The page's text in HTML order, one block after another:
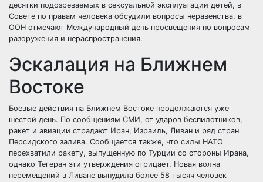
десятки подозреваемых в сексуальной эксплуатации детей, в
Совете по правам человека обсудили вопросы неравенства, в
ООН отмечают Международный день просвещения по вопросам
разоружения и нераспространения.
Эскалация на Ближнем
Востоке
Боевые действия на Ближнем Востоке продолжаются уже
шестой день. По сообщениям СМИ, от ударов беспилотников,
ракет и авиации страдают Иран, Израиль, Ливан и ряд стран
Персидского залива. Сообщается также, что силы НАТО
перехватили ракету, выпущенную по Турции со стороны Ирана,
однако Тегеран эти утверждения отрицает. Новая волна
перемещений в Ливане вынудила более 58 тысяч человек